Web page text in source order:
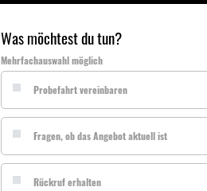
Was möchtest du tun?
Mehrfachauswahl möglich
Probefahrt vereinbaren
Fragen, ob das Angebot aktuell ist
Rückruf erhalten